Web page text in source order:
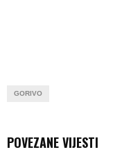
GORIVO
POVEZANE VIJESTI